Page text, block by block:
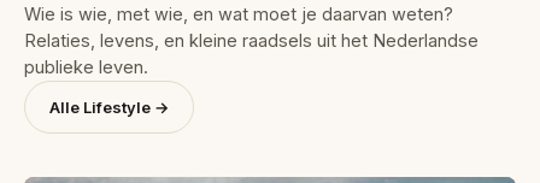
Wie is wie, met wie, en wat moet je daarvan weten?
Relaties, levens, en kleine raadsels uit het Nederlandse
publieke leven.
Alle Lifestyle →